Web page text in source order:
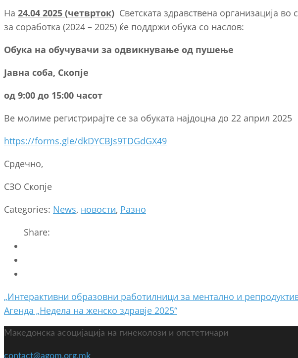
На 24.04 2025 (четврток) Светската здравствена организација
за соработка (2024 – 2025) ќе поддржи обука со наслов:
Обука на обучувачи за одвикнување од пушење
Јавна соба, Скопје
од 9:00 до 15:00 часот
Ве молиме регистрирајте се за обуката најдоцна до 22 април 2025
https://forms.gle/dkDYCBJs9TDGdGX49
Срдечно,
СЗО Скопје
Categories: News, новости, Разно
Share:
Post
navigation
„Интерактивни образовни работилници за ментално и
Агенда „Недела на женско здравје 2025“
Македонска асоцијација на гинеколози и опстетичари
contact@agom.org.mk